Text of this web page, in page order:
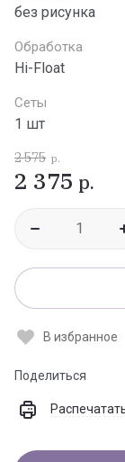
без рисунка
Обработка
Hi-Float
Сеты
1 шт
2 575 р.
2 375 р.
В избранное
Поделиться